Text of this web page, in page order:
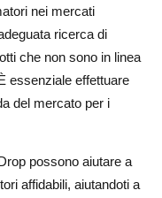
nei mercati
ricerca di
che non sono in linea
essenziale effettuare
del mercato per i
possono aiutare a
affidabili, aiutandoti a